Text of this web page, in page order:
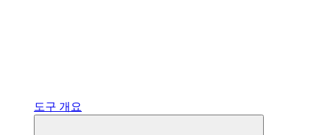
도구 개요